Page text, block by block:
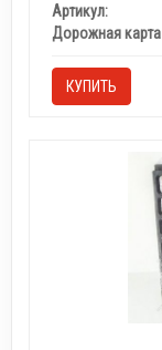
Артикул:
Дорожная карта
КУПИТЬ